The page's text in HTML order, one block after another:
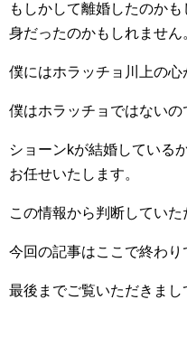
もしかして離婚したのか
身だったのかもしれません
僕にはホラッチョ川上の
僕はホラッチョではないの
ショーンkが結婚している
お任せいたします。
この情報から判断していた
今回の記事はここで終わり
最後までご覧いただきまし